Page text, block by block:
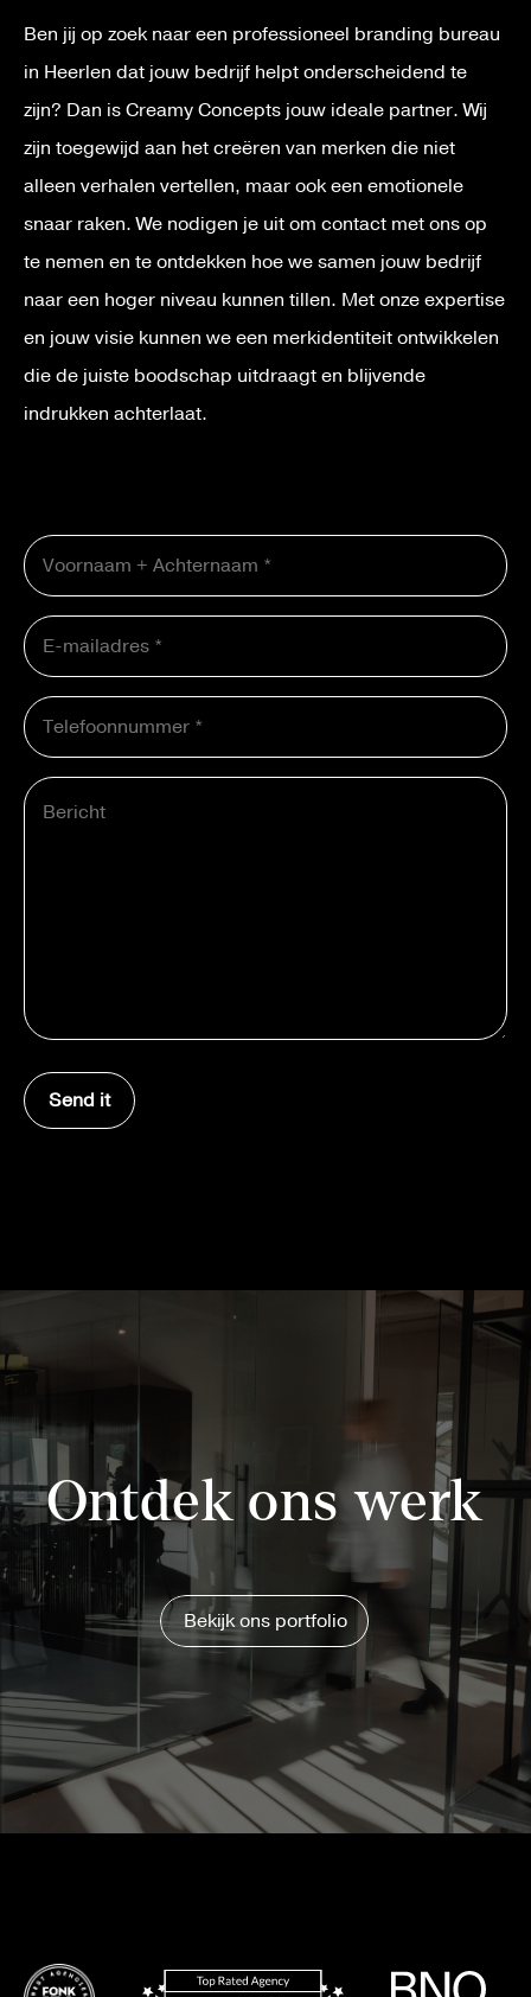
Ben jij op zoek naar een professioneel branding bureau
in Heerlen dat jouw bedrijf helpt onderscheidend te
zijn? Dan is Creamy Concepts jouw ideale partner. Wij
zijn toegewijd aan het creëren van merken die niet
alleen verhalen vertellen, maar ook een emotionele
snaar raken. We nodigen je uit om contact met ons op
te nemen en te ontdekken hoe we samen jouw bedrijf
naar een hoger niveau kunnen tillen. Met onze expertise
en jouw visie kunnen we een merkidentiteit ontwikkelen
die de juiste boodschap uitdraagt en blijvende
indrukken achterlaat.
Ontdek ons werk
Bekijk ons portfolio